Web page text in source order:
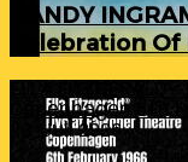
RANDY
Celebration
ELLA
Copenhagen 6th
23. Juli 2026